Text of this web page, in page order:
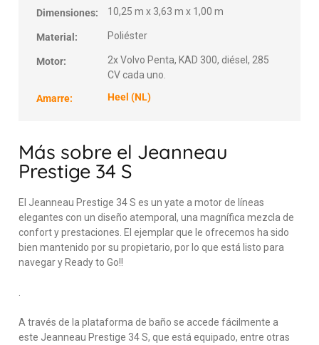
Dimensiones: 10,25 m x 3,63 m x 1,00 m
Material: Poliéster
Motor:
2x Volvo Penta, KAD 300, diésel, 285
CV cada uno.
Amarre: Heel (NL)
Más sobre el Jeanneau
Prestige 34 S
El Jeanneau Prestige 34 S es un yate a motor de líneas
elegantes con un diseño atemporal, una magnífica mezcla de
confort y prestaciones. El ejemplar que le ofrecemos ha sido
bien mantenido por su propietario, por lo que está listo para
navegar y Ready to Go!!
A través de la plataforma de baño se accede fácilmente a
este Jeanneau Prestige 34 S, que está equipado, entre otras